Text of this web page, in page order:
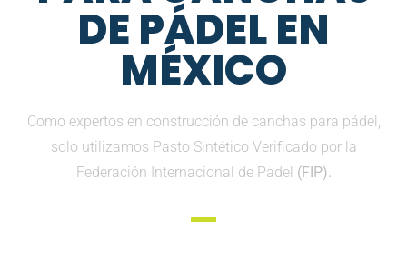
DE PÁDEL EN
MÉXICO
Como expertos en construcción de canchas para pádel,
solo utilizamos Pasto Sintético Verificado por la
Federación Internacional de Padel (FIP).